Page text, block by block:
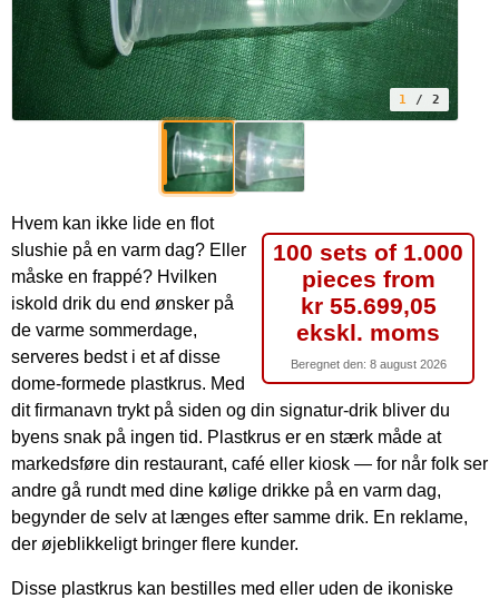
1 / 2
100 sets of 1.000
pieces from
kr 55.699,05
ekskl. moms
Beregnet den: 8 august 2026
Hvem kan ikke lide en flot
slushie på en varm dag? Eller
måske en frappé? Hvilken
iskold drik du end ønsker på
de varme sommerdage,
serveres bedst i et af disse
dome-formede plastkrus. Med
dit firmanavn trykt på siden og din signatur-drik bliver du
byens snak på ingen tid. Plastkrus er en stærk måde at
markedsføre din restaurant, café eller kiosk — for når folk ser
andre gå rundt med dine kølige drikke på en varm dag,
begynder de selv at længes efter samme drik. En reklame,
der øjeblikkeligt bringer flere kunder.
Disse plastkrus kan bestilles med eller uden de ikoniske